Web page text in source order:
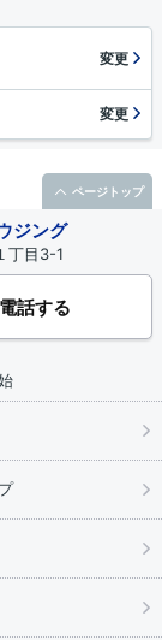
変更
変更
ジング
丁目3-1
電話する
ページトップ